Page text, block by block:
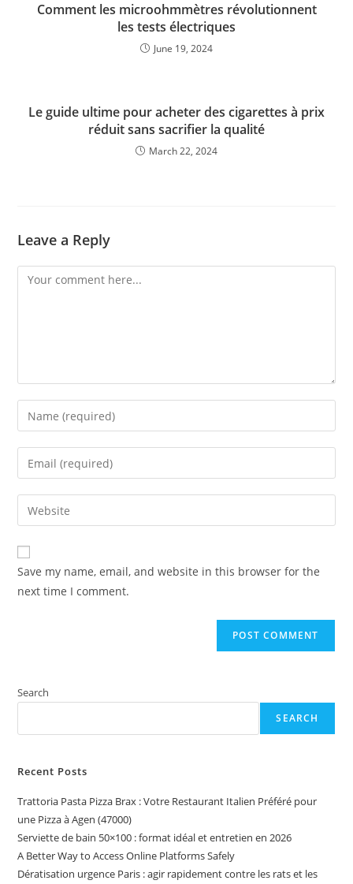
Comment les microohmmètres révolutionnent
les tests électriques
June 19, 2024
Le guide ultime pour acheter des cigarettes à prix
réduit sans sacrifier la qualité
March 22, 2024
Leave a Reply
Comment
Enter
your
name
comment
Enter
your
email
address
comment
Enter
your
website
URL
(optional)
Save my name, email, and website in this browser for the
next time I comment.
Search
SEARCH
Recent Posts
Trattoria Pasta Pizza Brax : Votre Restaurant Italien Préféré pour
une Pizza à Agen (47000)
Serviette de bain 50×100 : format idéal et entretien en 2026
A Better Way to Access Online Platforms Safely
Dératisation urgence Paris : agir rapidement contre les rats et les